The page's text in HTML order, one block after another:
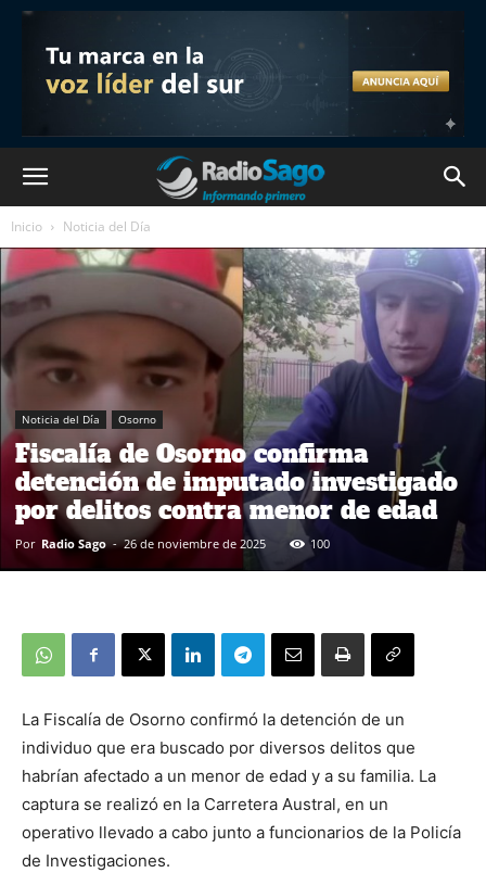
Inicio Noticia del Día
Noticia del Día Osorno
Fiscalía de Osorno confirma
detención de imputado investigado
por delitos contra menor de edad
Por Radio Sago - 26 de noviembre de 2025 100
La Fiscalía de Osorno confirmó la detención de un
individuo que era buscado por diversos delitos que
habrían afectado a un menor de edad y a su familia. La
captura se realizó en la Carretera Austral, en un
operativo llevado a cabo junto a funcionarios de la Policía
de Investigaciones.